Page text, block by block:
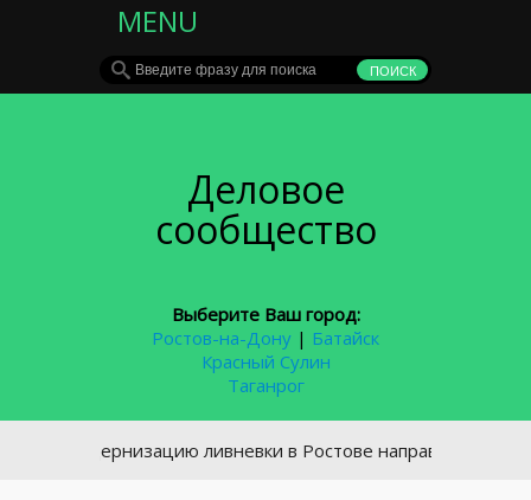
MENU
Деловое
сообщество
Выберите Ваш город:
Ростов-на-Дону | Батайск
Красный Сулин
Таганрог
модернизацию ливневки в Ростове направят 5,5 млрд руб